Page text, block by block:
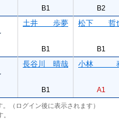
B1 B2
土井 歩夢
B1
松下 哲
B1
長谷川 晴哉
B1
小林
A1
（ログイン後に表示されます）